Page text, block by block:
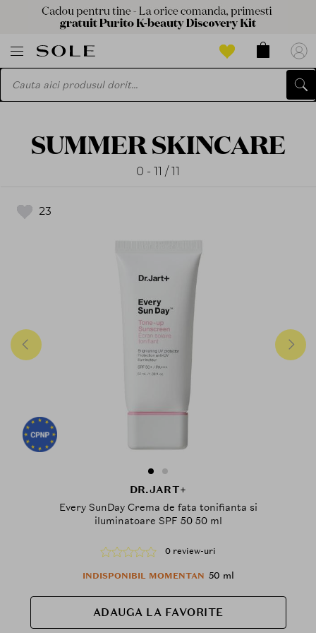
SUMMER SKINCARE
0 - 11 / 11
23
DR.JART+
Every SunDay Crema de fata tonifianta si
iluminatoare SPF 50 50 ml
0 review-uri
INDISPONIBIL MOMENTAN 50 ml
ADAUGA LA FAVORITE